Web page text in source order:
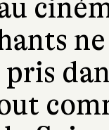
pris